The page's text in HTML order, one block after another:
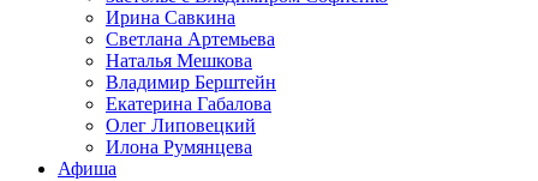
Ирина Савкина
Светлана Артемьева
Наталья Мешкова
Владимир Берштейн
Екатерина Габалова
Олег Липовецкий
Илона Румянцева
Афиша